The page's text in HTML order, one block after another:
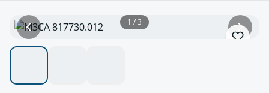
1 / 3